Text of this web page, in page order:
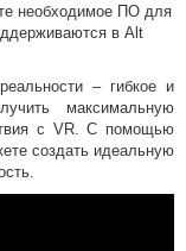
необходимое ПО для
в Alt
– гибкое и
максимальную
с VR. С помощью
создать идеальную